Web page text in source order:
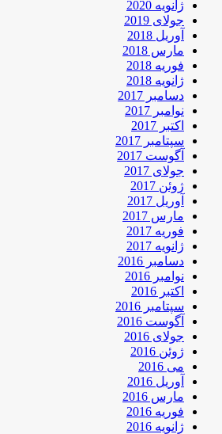
ژانویه 2020
جولای 2019
آوریل 2018
مارس 2018
فوریه 2018
ژانویه 2018
دسامبر 2017
نوامبر 2017
اکتبر 2017
سپتامبر 2017
آگوست 2017
جولای 2017
ژوئن 2017
آوریل 2017
مارس 2017
فوریه 2017
ژانویه 2017
دسامبر 2016
نوامبر 2016
اکتبر 2016
سپتامبر 2016
آگوست 2016
جولای 2016
ژوئن 2016
می 2016
آوریل 2016
مارس 2016
فوریه 2016
ژانویه 2016